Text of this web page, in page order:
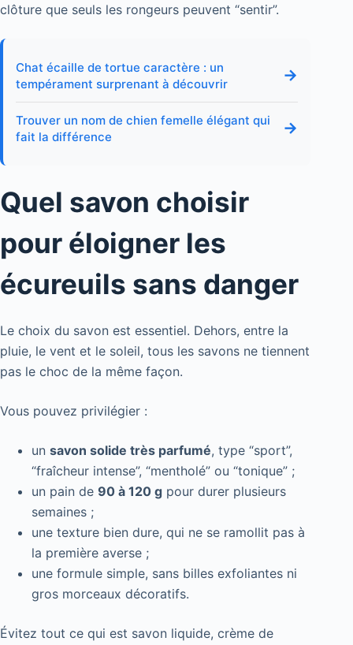
clôture que seuls les rongeurs peuvent “sentir”.
Chat écaille de tortue caractère : un
tempérament surprenant à découvrir
→
Trouver un nom de chien femelle élégant qui
fait la différence
→
Quel savon choisir
pour éloigner les
écureuils sans danger
Le choix du savon est essentiel. Dehors, entre la
pluie, le vent et le soleil, tous les savons ne tiennent
pas le choc de la même façon.
Vous pouvez privilégier :
un savon solide très parfumé, type “sport”,
“fraîcheur intense”, “mentholé” ou “tonique” ;
un pain de 90 à 120 g pour durer plusieurs
semaines ;
une texture bien dure, qui ne se ramollit pas à
la première averse ;
une formule simple, sans billes exfoliantes ni
gros morceaux décoratifs.
Évitez tout ce qui est savon liquide, crème de